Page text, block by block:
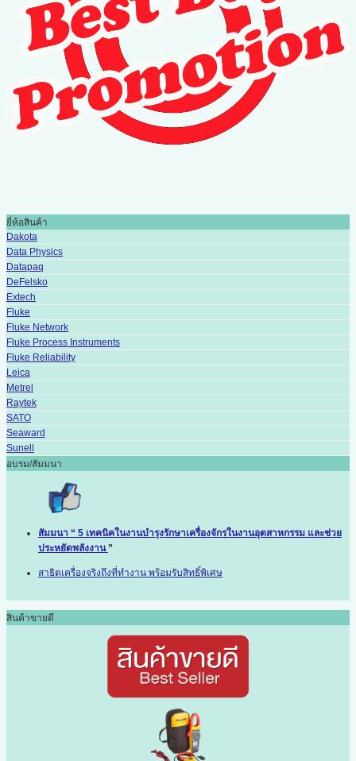
ยี่ห้อสินค้า
Dakota
Data Physics
Datapaq
DeFelsko
Extech
Fluke
Fluke Network
Fluke Process Instruments
Fluke Reliability
Leica
Metrel
Raytek
SATO
Seaward
Sunell
อบรม/สัมมนา
สัมมนา “ 5 เทคนิคในงานบำรุงรักษาเครื่องจักรในงานอุตสาหกรรม และช่วย
ประหยัดพลังงาน ”
สาธิตเครื่องจริงถึงที่ทำงาน พร้อมรับสิทธิ์พิเศษ
สินค้าขายดี